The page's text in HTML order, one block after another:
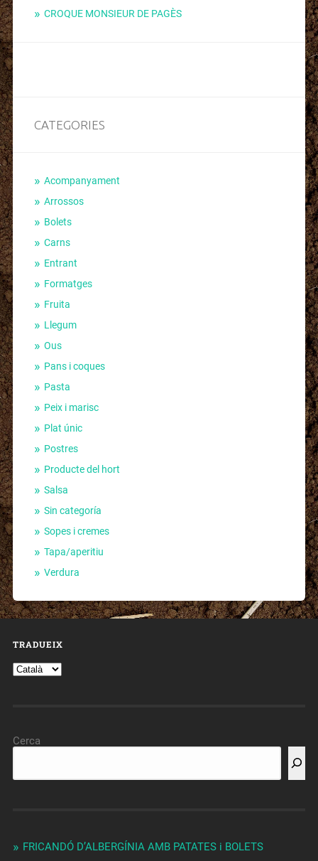
CROQUE MONSIEUR DE PAGÈS
CATEGORIES
Acompanyament
Arrossos
Bolets
Carns
Entrant
Formatges
Fruita
Llegum
Ous
Pans i coques
Pasta
Peix i marisc
Plat únic
Postres
Producte del hort
Salsa
Sin categoría
Sopes i cremes
Tapa/aperitiu
Verdura
TRADUEIX
Cerca
FRICANDÓ D’ALBERGÍNIA AMB PATATES i BOLETS